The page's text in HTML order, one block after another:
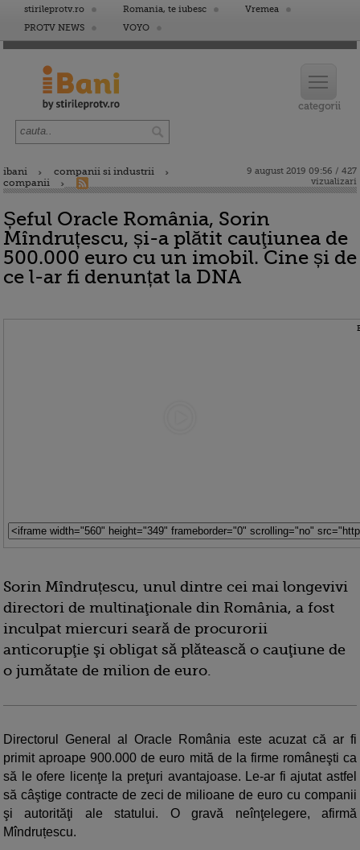
stirileprotv.ro Romania, te iubesc
Vremea
PROTV NEWS
VOYO
ibani
companii si industrii
companii
9 august 2019 09:56 / 427
vizualizari
Șeful Oracle România, Sorin
Mîndruțescu, și-a plătit cauţiunea de
500.000 euro cu un imobil. Cine și de
ce l-ar fi denunțat la DNA
Sorin Mîndruțescu, unul dintre cei mai longevivi
directori de multinaţionale din România, a fost
inculpat miercuri seară de procurorii
anticorupţie şi obligat să plătească o cauţiune de
o jumătate de milion de euro.
Directorul General al Oracle România este acuzat că ar fi
primit aproape 900.000 de euro mită de la firme româneşti ca
să le ofere licenţe la preţuri avantajoase. Le-ar fi ajutat astfel
să câştige contracte de zeci de milioane de euro cu companii
şi autorităţi ale statului. O gravă neînţelegere, afirmă
Mîndruțescu.